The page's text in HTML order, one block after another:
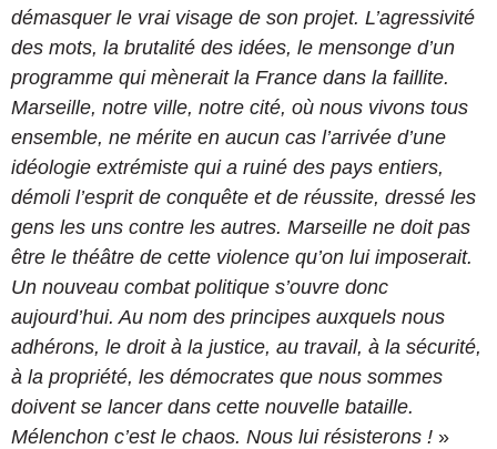
démasquer le vrai visage de son projet. L’agressivité
des mots, la brutalité des idées, le mensonge d’un
programme qui mènerait la France dans la faillite.
Marseille, notre ville, notre cité, où nous vivons tous
ensemble, ne mérite en aucun cas l’arrivée d’une
idéologie extrémiste qui a ruiné des pays entiers,
démoli l’esprit de conquête et de réussite, dressé les
gens les uns contre les autres. Marseille ne doit pas
être le théâtre de cette violence qu’on lui imposerait.
Un nouveau combat politique s’ouvre donc
aujourd’hui. Au nom des principes auxquels nous
adhérons, le droit à la justice, au travail, à la sécurité,
à la propriété, les démocrates que nous sommes
doivent se lancer dans cette nouvelle bataille.
Mélenchon c’est le chaos. Nous lui résisterons ! »